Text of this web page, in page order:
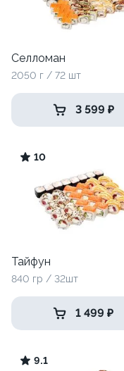
Селломан
2050 г / 72 шт
3 599 ₽
10
Тайфун
840 гр / 32шт
1 499 ₽
9.1